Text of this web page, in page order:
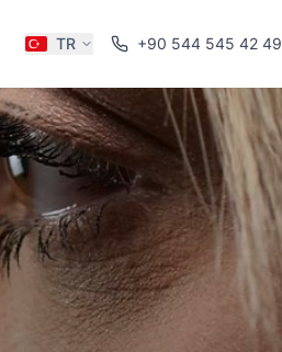
TR +90 544 545 42 49